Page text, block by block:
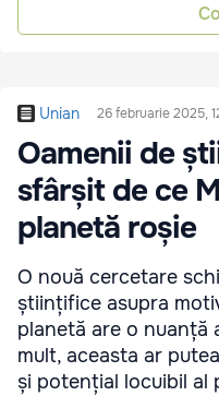
Unian 26 februarie 2025,
Oamenii de
sfârșit de ce
planetă roșie
O nouă cercetare
științifice asupra
planetă are o nuanță
mult, aceasta ar
și potențial locuibil al